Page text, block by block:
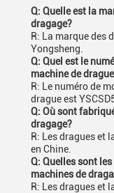
Q: Quelle est la
dragage?
R: La marque des
Yongsheng.
Q: Quel est le
machine de
R: Le numéro de
drague est
Q: Où sont
dragage?
R: Les dragues et
en Chine.
Q: Quelles sont
machines de
R: Les dragues et